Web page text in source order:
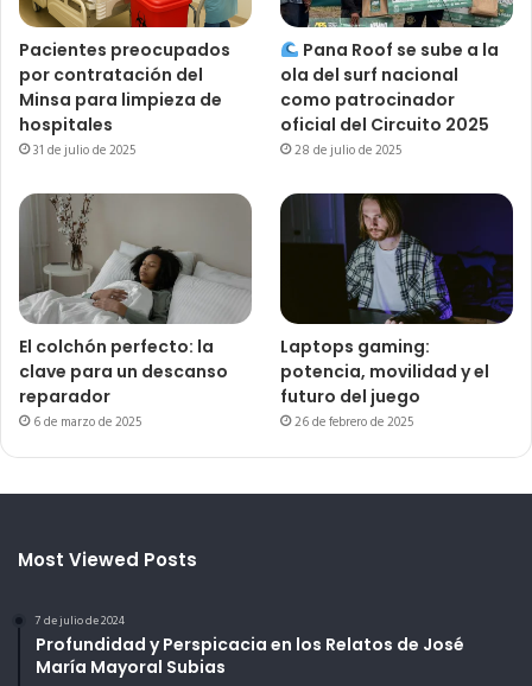
Pacientes preocupados
por contratación del
Minsa para limpieza de
hospitales
31 de julio de 2025
Pana Roof se sube a la
ola del surf nacional
como patrocinador
oficial del Circuito 2025
28 de julio de 2025
El colchón perfecto: la
clave para un descanso
reparador
6 de marzo de 2025
Laptops gaming:
potencia, movilidad y el
futuro del juego
26 de febrero de 2025
Most Viewed Posts
7 de julio de 2024
Profundidad y Perspicacia en los Relatos de José
María Mayoral Subias